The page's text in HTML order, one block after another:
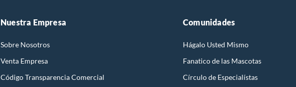
Nuestra Empresa
Sobre Nosotros
Venta Empresa
Código Transparencia Comercial
Comunidades
Hágalo Usted Mismo
Fanatico de las Mascotas
Círculo de Especialístas